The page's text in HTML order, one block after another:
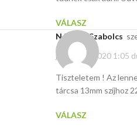
VÁLASZ
Németh Szabolcs
január 22, 2020 1:05
Tiszteletem ! Az
tárcsa 13mm szíjhoz
VÁLASZ